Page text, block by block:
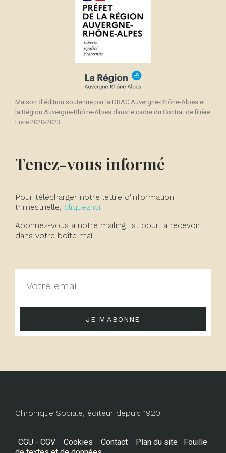
Maison d'édition soutenue par la DRAC Auvergne-Rhône-Alpes et
la Région Auvergne-Rhône-Alpes dans le cadre du Contrat de filière
Livre 2020-2023.
Tenez-vous informé
Pour télécharger notre lettre d'information
trimestrielle, cliquez ici.
Abonnez-vous à notre mailing list pour la recevoir
dans votre boîte mail.
JE M'ABONNE
Chronique Sociale, éditeur depuis 1920
CGU - CGV Cookies Contact Plan du site
Fouille